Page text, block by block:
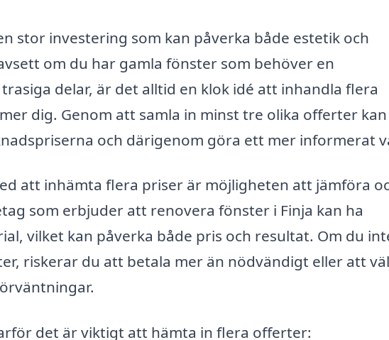
stor investering som kan påverka både estetik och
om du har gamla fönster som behöver en
delar, är det alltid en klok idé att inhandla flera
dig. Genom att samla in minst tre olika offerter kan
och därigenom göra ett mer informerat
att inhämta flera priser är möjligheten att jämföra
som erbjuder att renovera fönster i Finja kan ha
vilket kan påverka både pris och resultat. Om du
riskerar du att betala mer än nödvändigt eller att
det är viktigt att hämta in flera offerter: